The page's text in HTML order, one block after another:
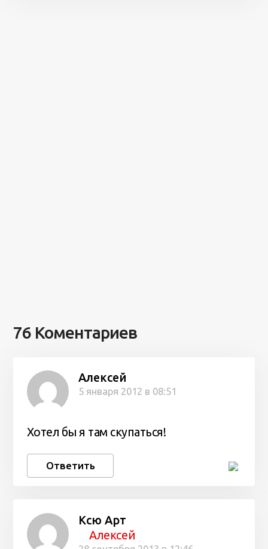
76 Коментариев
Алексей
5 января 2012 в 08:51
Хотел бы я там скупаться!
Ответить
Ксю Арт
Алексей